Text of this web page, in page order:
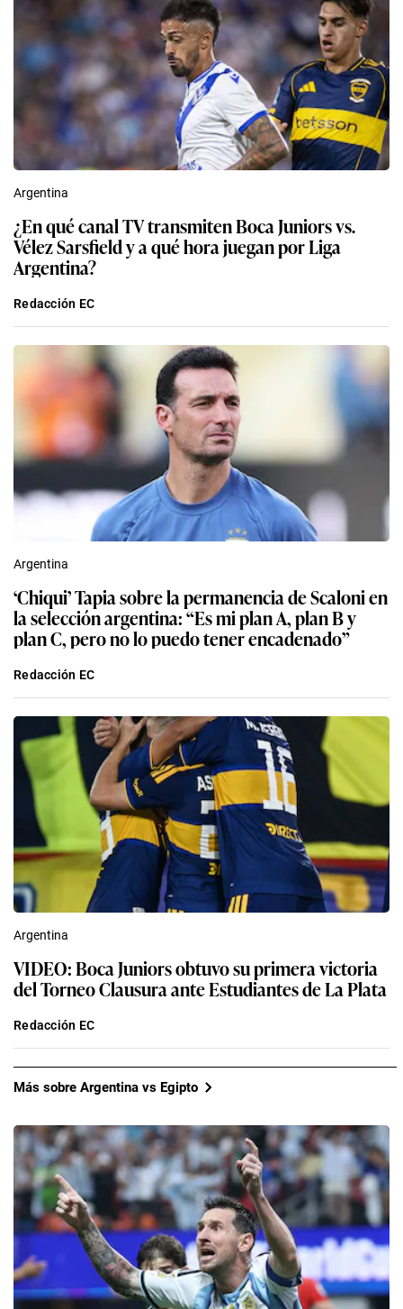
Argentina
¿En qué canal TV transmiten Boca Juniors vs.
Vélez Sarsfield y a qué hora juegan por Liga
Argentina?
Redacción EC
Argentina
‘Chiqui’ Tapia sobre la permanencia de Scaloni en
la selección argentina: “Es mi plan A, plan B y
plan C, pero no lo puedo tener encadenado”
Redacción EC
Argentina
VIDEO: Boca Juniors obtuvo su primera victoria
del Torneo Clausura ante Estudiantes de La Plata
Redacción EC
Más sobre Argentina vs Egipto